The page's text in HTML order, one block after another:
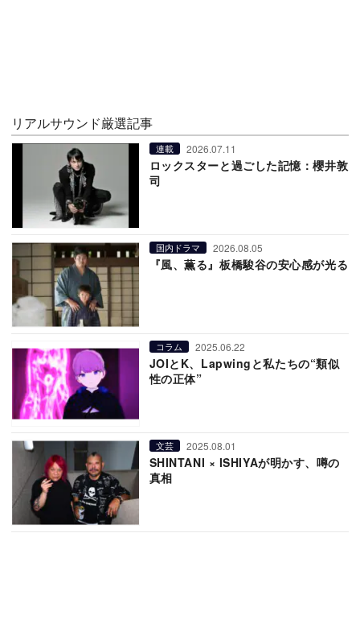
リアルサウンド厳選記事
連載 2026.07.11
ロックスターと過ごした記憶：櫻井敦
司
国内ドラマ 2026.08.05
『風、薫る』板橋駿谷の安心感が光る
コラム 2025.06.22
JOIとK、Lapwingと私たちの“類似
性の正体”
文芸 2025.08.01
SHINTANI × ISHIYAが明かす、噂の
真相